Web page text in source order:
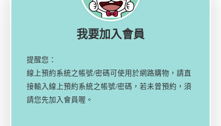
我要加入會員
提醒您：
線上預約系統之帳號/密碼可使用於網路購物，請直
接輸入線上預約系統之帳號/密碼，若未曾預約，須
請您先加入會員喔。